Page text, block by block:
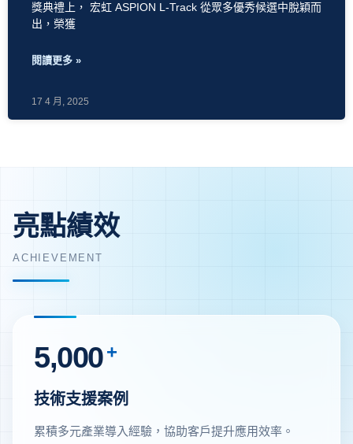
獎典禮上， 宏虹 ASPION L‑Track 從眾多優秀候選中脫穎而
出，榮獲
閱讀更多 »
17 4 月, 2025
亮點績效
ACHIEVEMENT
5,000 +
技術支援案例
累積多元產業導入經驗，協助客戶提升應用效率。